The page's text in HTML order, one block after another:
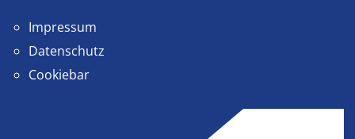
Impressum
Datenschutz
Cookiebar